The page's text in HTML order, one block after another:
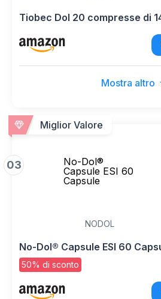
Tiobec Dol 20 compresse di
Mostra altro
Miglior Valore
03
No-Dol®
Capsule ESI 60
Capsule
NODOL
No-Dol® Capsule ESI 60
50% di sconto